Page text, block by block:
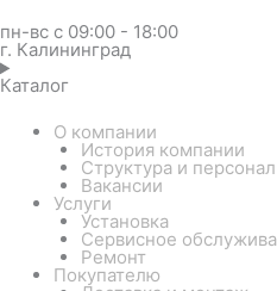
пн-вс с 09:00 - 18:00
г. Калининград
Каталог
О компании
История компании
Структура и персонал
Вакансии
Услуги
Установка
Сервисное
Ремонт
Покупателю